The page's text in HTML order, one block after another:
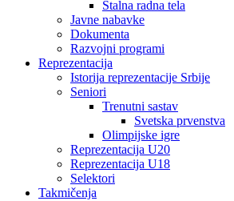
Stalna radna tela
Javne nabavke
Dokumenta
Razvojni programi
Reprezentacija
Istorija reprezentacije Srbije
Seniori
Trenutni sastav
Svetska prvenstva
Olimpijske igre
Reprezentacija U20
Reprezentacija U18
Selektori
Takmičenja